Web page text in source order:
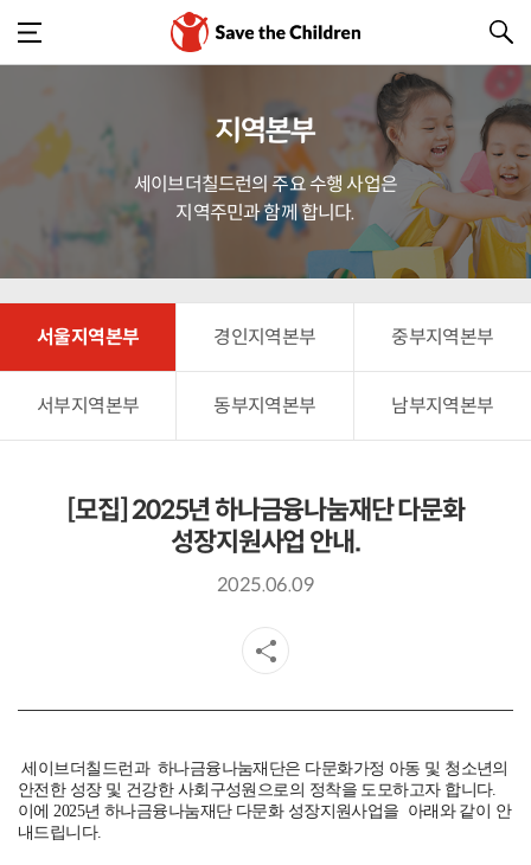
지역본부
세이브더칠드런의 주요 수행 사업은
지역주민과 함께 합니다.
서울지역본부 경인지역본부 중부지역본부
서부지역본부 동부지역본부 남부지역본부
[모집] 2025년 하나금융나눔재단 다문화
성장지원사업 안내.
2025.06.09
세이브더칠드런과 하나금융나눔재단은 다문화가정 아동 및 청소년의
안전한 성장 및 건강한 사회구성원으로의 정착을 도모하고자 합니다.
이에 2025년 하나금융나눔재단 다문화 성장지원사업을 아래와 같이
안
내드립니다.